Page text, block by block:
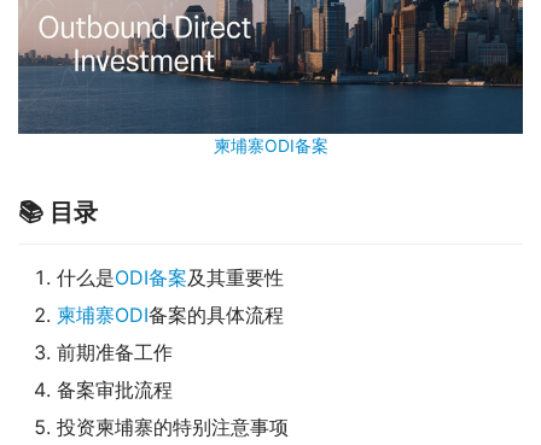
柬埔寨ODI备案
📚 目录
什么是ODI备案及其重要性
柬埔寨ODI备案的具体流程
前期准备工作
备案审批流程
投资柬埔寨的特别注意事项